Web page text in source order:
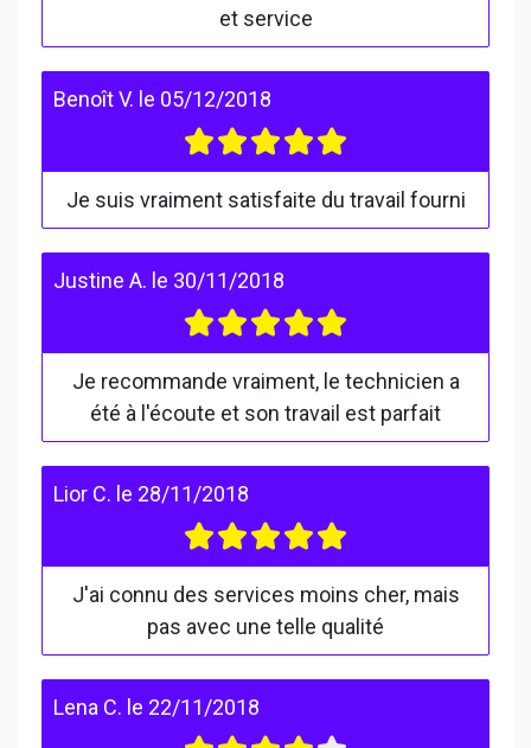
et service
Benoît V. le 05/12/2018
Je suis vraiment satisfaite du travail fourni
Justine A. le 30/11/2018
Je recommande vraiment, le technicien a
été à l'écoute et son travail est parfait
Lior C. le 28/11/2018
J'ai connu des services moins cher, mais
pas avec une telle qualité
Lena C. le 22/11/2018